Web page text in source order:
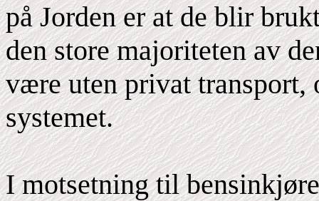
på Jorden er at de blir
den store majoriteten av
være uten privat transport,
systemet.
I motsetning til